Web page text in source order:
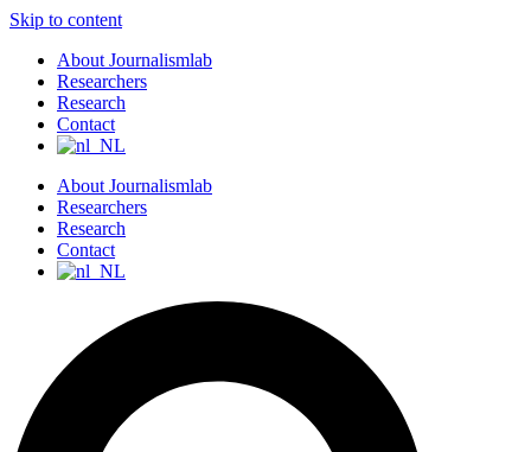
Skip to content
About Journalismlab
Researchers
Research
Contact
About Journalismlab
Researchers
Research
Contact